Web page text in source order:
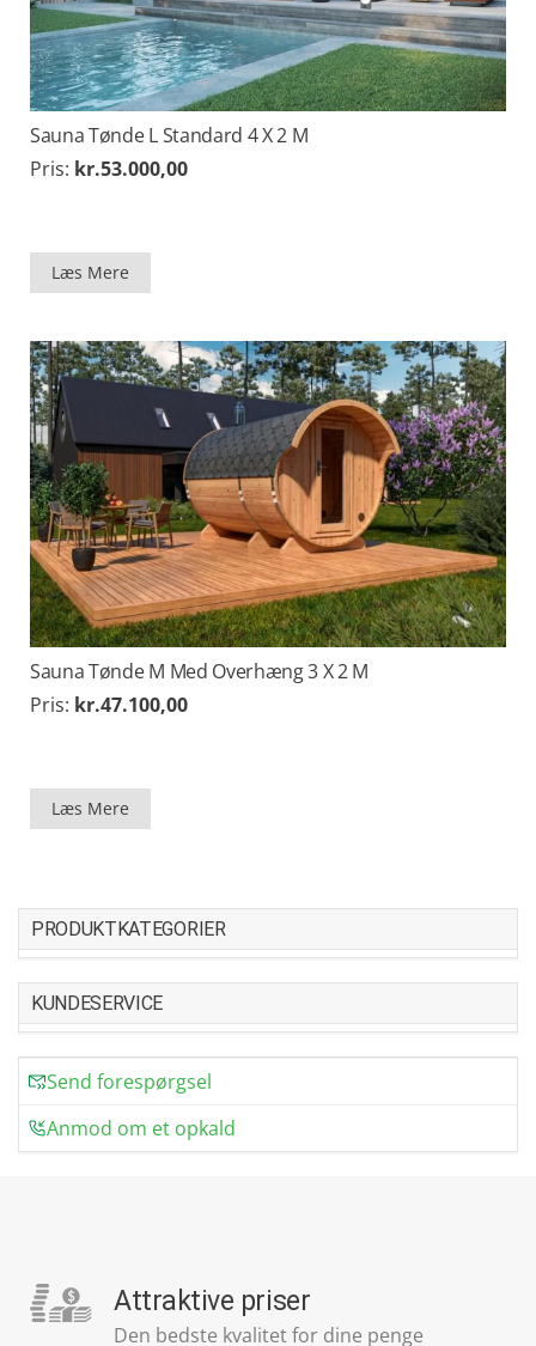
Sauna Tønde L Standard 4 X 2 M
Pris: kr.53.000,00
Læs Mere
Sauna Tønde M Med Overhæng 3 X 2 M
Pris: kr.47.100,00
Læs Mere
PRODUKTKATEGORIER
KUNDESERVICE
Send forespørgsel
Anmod om et opkald
Attraktive priser
Den bedste kvalitet for dine penge